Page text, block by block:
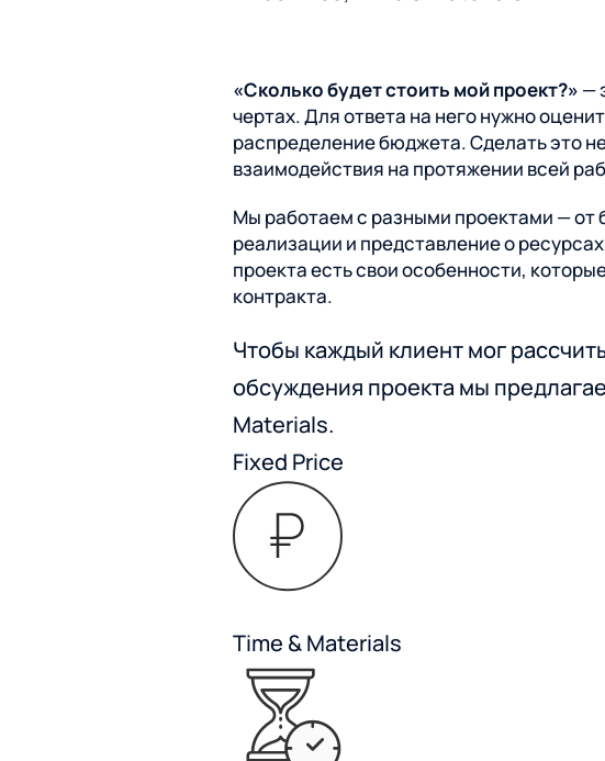
Нейминг, айдентика
дизайн,
Все экспертизы«Сколько будет стоить мой проект?» —
чертах. Для ответа на него нужно
распределение бюджета. Сделать это
взаимодействия на протяжении всей
Мы работаем с разными проектами —
реализации и представление о
проекта есть свои особенности,
контракта.
Чтобы каждый клиент мог
обсуждения проекта мы
Materials.
Fixed Price
Time & Materials